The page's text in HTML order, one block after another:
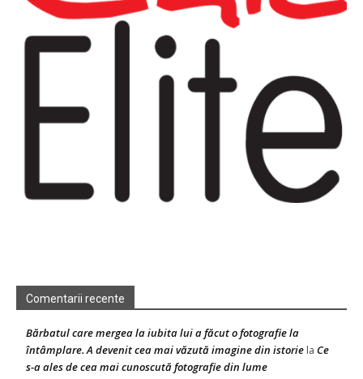
Comentarii recente
Bărbatul care mergea la iubita lui a făcut o fotografie la
întâmplare. A devenit cea mai văzută imagine din istorie la Ce
s-a ales de cea mai cunoscută fotografie din lume